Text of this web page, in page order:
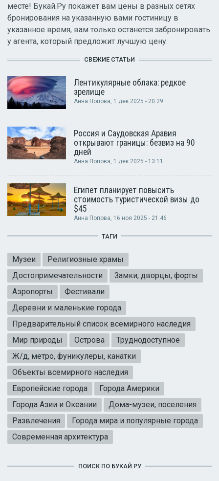
месте! Букай.Ру покажет вам цены в разных сетях
бронирования на указанную вами гостиницу в
указанное время, вам только останется забронировать
у агента, который предложит лучшую цену.
СВЕЖИЕ СТАТЬИ
Лентикулярные облака: редкое
зрелище
Анна Попова, 1 дек 2025 - 20:29
Россия и Саудовская Аравия
открывают границы: безвиз на 90
дней
Анна Попова, 1 дек 2025 - 13:11
Египет планирует повысить
стоимость туристической визы до
$45
Анна Попова, 16 ноя 2025 - 21:46
ТАГИ
Музеи
Религиозные храмы
Достопримечательности
Замки, дворцы, форты
Аэропорты
Фестивали
Деревни и маленькие города
Предварительный список всемирного наследия
Мир природы
Острова
Труднодоступное
Ж/д, метро, фуникулеры, канатки
Объекты всемирного наследия
Европейские города
Города Америки
Города Азии и Океании
Дома-музеи, поселения
Развлечения
Города мира и популярные города
Современная архитектура
ПОИСК ПО БУКАЙ.РУ